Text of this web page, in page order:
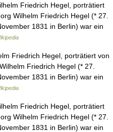
Friedrich Hegel, porträtiert
Wilhelm Friedrich Hegel (* 27.
1831 in Berlin) war ein
Friedrich Hegel, porträtiert von
Friedrich Hegel (* 27.
1831 in Berlin) war ein
Friedrich Hegel, porträtiert
Wilhelm Friedrich Hegel (* 27.
1831 in Berlin) war ein